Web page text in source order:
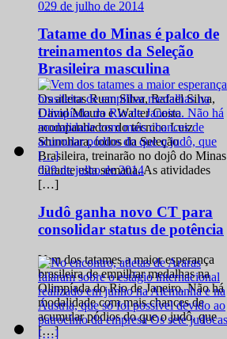
029 de julho de 2014
Tatame do Minas é palco de
treinamentos da Seleção
Brasileira masculina
Os atletas Ruan Silva, Rafael Silva,
David Moura e Walter Costa
acompanhados do técnico Luiz
Shinohara, todos da Seleção
Brasileira, treinarão no dojô do Minas
durante esta semana. As atividades
[…]
029 de julho de 2014
Judô ganha novo CT para
consolidar status de potência
Vem dos tatames a maior esperança
brasileira de empilhar medalhas na
Olimpíada do Rio de Janeiro. Não há
modalidade com mais chances de
acumular pódios do que o judô, que
[…]